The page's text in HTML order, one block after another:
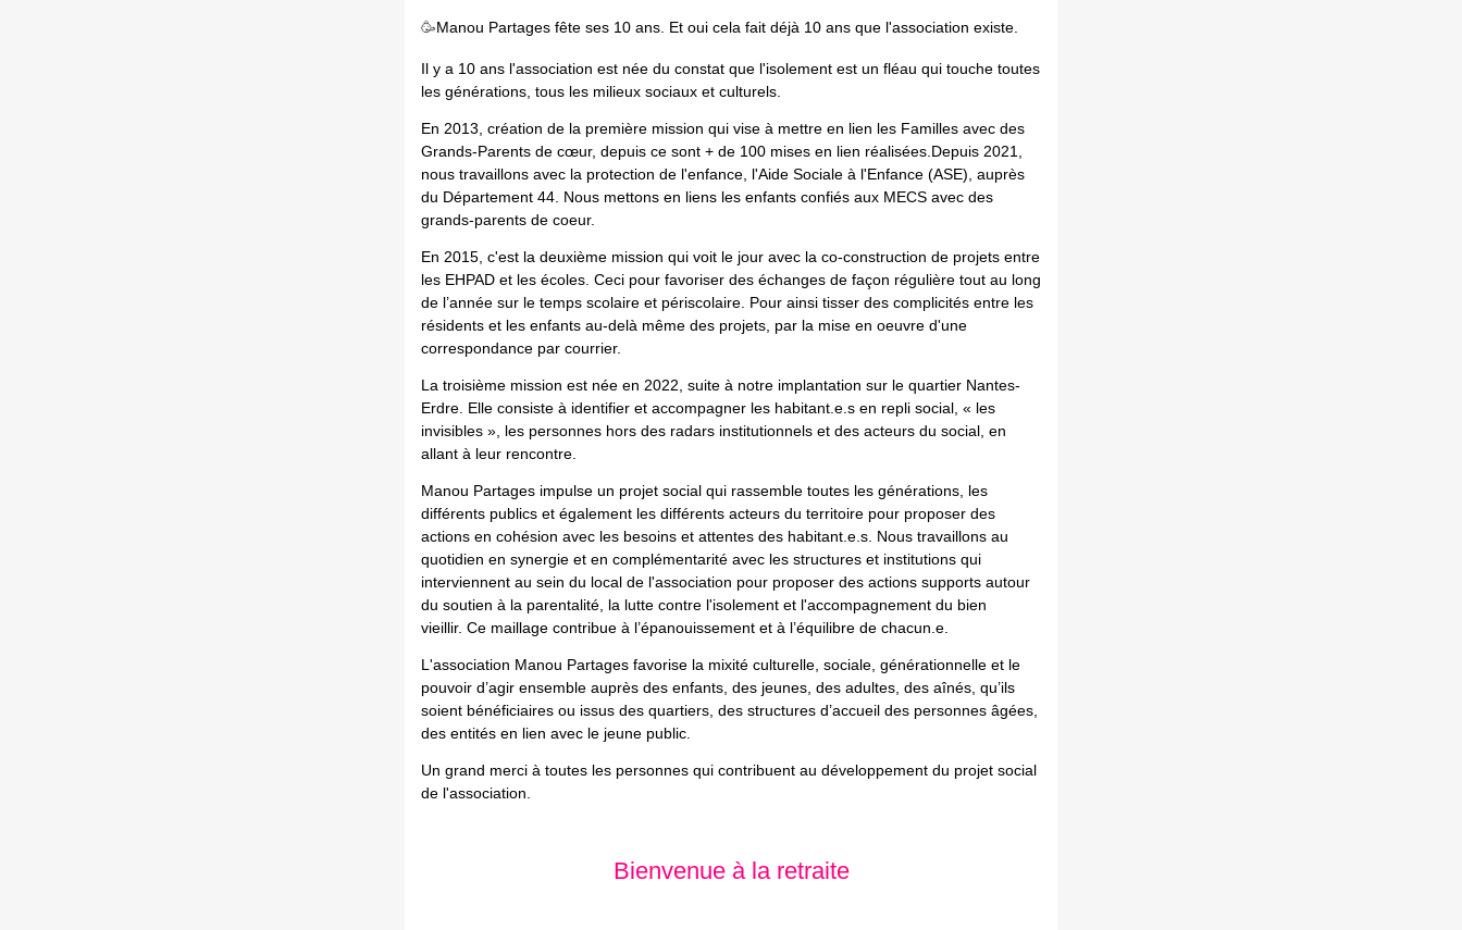
🥳Manou Partages fête ses 10 ans. Et oui cela fait déjà 10 ans que l'association existe.
Il y a 10 ans l'association est née du constat que l'isolement est un fléau qui touche toutes
les générations, tous les milieux sociaux et culturels.
En 2013, création de la première mission qui vise à mettre en lien les Familles avec des
Grands-Parents de cœur, depuis ce sont + de 100 mises en lien réalisées .Depuis 2021,
nous travaillons avec la protection de l'enfance, l'Aide Sociale à l'Enfance (ASE), auprès
du Département 44. Nous mettons en liens les enfants confiés aux MECS avec des
grands-parents de coeur.
En 2015, c'est la deuxième mission qui voit le jour avec la co-construction de projets entre
les EHPAD et les écoles. Ceci pour favoriser des échanges de façon régulière tout au long
de l’année sur le temps scolaire et périscolaire. Pour ainsi tisser des complicités entre les
résidents et les enfants au-delà même des projets, par la mise en oeuvre d'une
correspondance par courrier.
La troisième mission est née en 2022, suite à notre implantation sur le quartier Nantes-
Erdre. Elle consiste à identifier et accompagner les habitant.e.s en repli social, « les
invisibles », les personnes hors des radars institutionnels et des acteurs du social, en
allant à leur rencontre.
Manou Partages impulse un projet social qui rassemble toutes les générations, les
différents publics et également les différents acteurs du territoire pour proposer des
actions en cohésion avec les besoins et attentes des habitant.e.s. Nous travaillons au
quotidien en synergie et en complémentarité avec les structures et institutions qui
interviennent au sein du local de l'association pour proposer des actions supports autour
du soutien à la parentalité, la lutte contre l'isolement et l'accompagnement du bien
vieillir. Ce maillage contribue à l’épanouissement et à l’équilibre de chacun.e.
L'association Manou Partages favorise la mixité culturelle, sociale, générationnelle et le
pouvoir d’agir ensemble auprès des enfants, des jeunes, des adultes, des aînés, qu’ils
soient bénéficiaires ou issus des quartiers, des structures d’accueil des personnes âgées,
des entités en lien avec le jeune public.
Un grand merci à toutes les personnes qui contribuent au développement du projet social
de l'association.
Bienvenue à la retraite